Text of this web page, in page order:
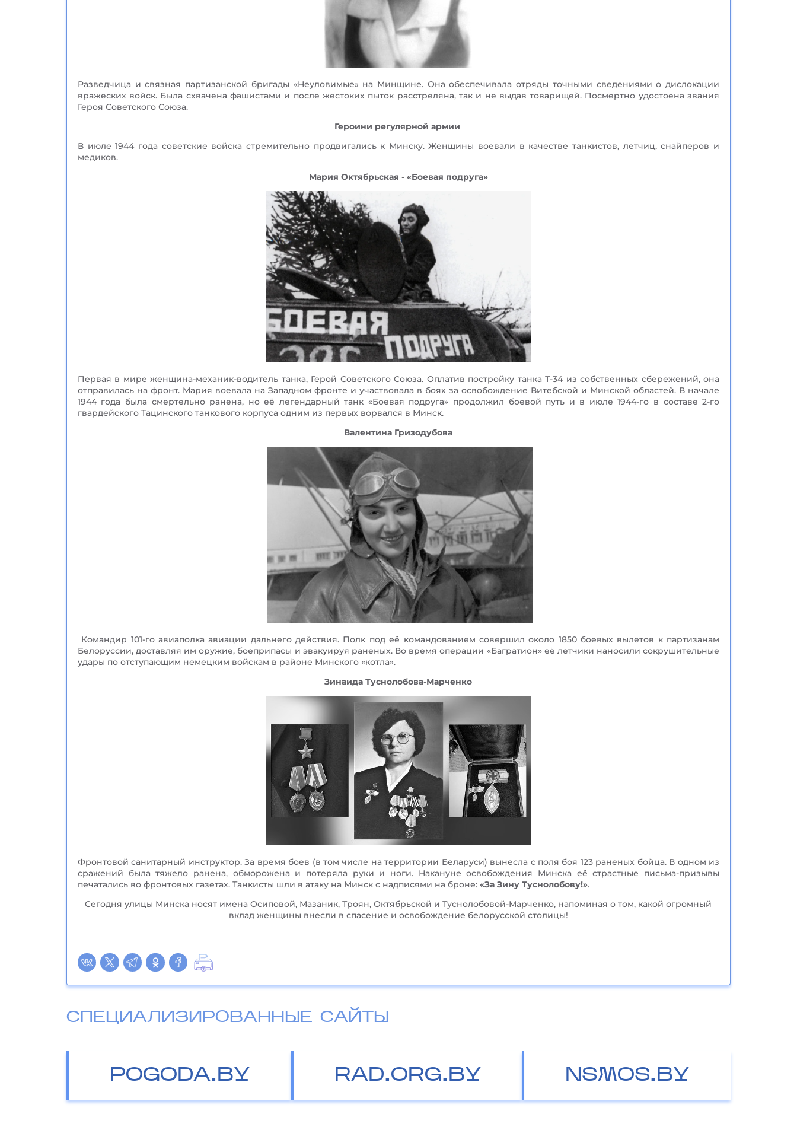
Разведчица и связная партизанской бригады «Неуловимые» на Минщине. Она обеспечивала отряды точными сведениями о дислокации
вражеских войск. Была схвачена фашистами и после жестоких пыток расстреляна, так и не выдав товарищей. Посмертно удостоена звания
Героя Советского Союза.
Героини регулярной армии
В июле 1944 года советские войска стремительно продвигались к Минску. Женщины воевали в качестве танкистов, летчиц, снайперов и
медиков.
Мария Октябрьская - «Боевая подруга»
Первая в мире женщина-механик-водитель танка, Герой Советского Союза. Оплатив постройку танка Т-34 из собственных сбережений, она
отправилась на фронт. Мария воевала на Западном фронте и участвовала в боях за освобождение Витебской и Минской областей. В начале
1944 года была смертельно ранена, но её легендарный танк «Боевая подруга» продолжил боевой путь и в июле 1944-го в составе 2-го
гвардейского Тацинского танкового корпуса одним из первых ворвался в Минск.
Валентина Гризодубова
Командир 101-го авиаполка авиации дальнего действия. Полк под её командованием совершил около 1850 боевых вылетов к партизанам
Белоруссии, доставляя им оружие, боеприпасы и эвакуируя раненых. Во время операции «Багратион» её летчики наносили сокрушительные
удары по отступающим немецким войскам в районе Минского «котла».
Зинаида Туснолобова-Марченко
Фронтовой санитарный инструктор. За время боев (в том числе на территории Беларуси) вынесла с поля боя 123 раненых бойца. В одном из
сражений была тяжело ранена, обморожена и потеряла руки и ноги. Накануне освобождения Минска её страстные письма-призывы
печатались во фронтовых газетах. Танкисты шли в атаку на Минск с надписями на броне: «За Зину Туснолобову!».
Сегодня улицы Минска носят имена Осиповой, Мазаник, Троян, Октябрьской и Туснолобовой-Марченко, напоминая о том, какой огромный
вклад женщины внесли в спасение и освобождение белорусской столицы!
СПЕЦИАЛИЗИРОВАННЫЕ САЙТЫ
POGODA.BY RAD.ORG.BY NSMOS.BY